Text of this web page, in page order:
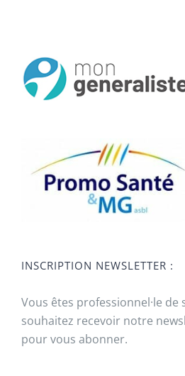
INSCRIPTION NEWSLETTER :
Vous êtes professionnel·le de
souhaitez recevoir notre
pour vous abonner.